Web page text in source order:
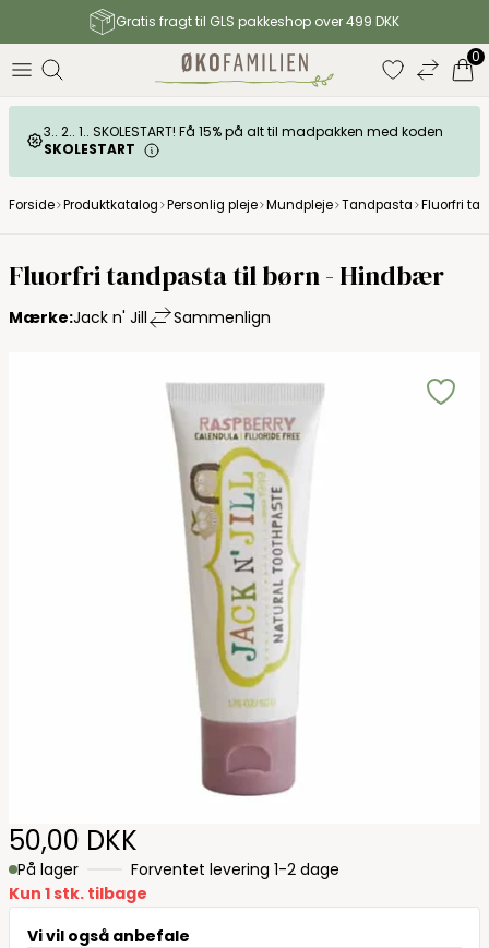
Gratis fragt til GLS pakkeshop over 499 DKK
0
3.. 2.. 1.. SKOLESTART! Få 15% på alt til madpakken med koden
SKOLESTART
Forside Produktkatalog Personlig pleje Mundpleje Tandpasta Fluorfri
Fluorfri tandpasta til børn - Hindbær
Mærke:Jack n' Jill Sammenlign
50,00 DKK
På lager
Forventet levering 1-2 dage
Kun 1 stk. tilbage
Vi vil også anbefale